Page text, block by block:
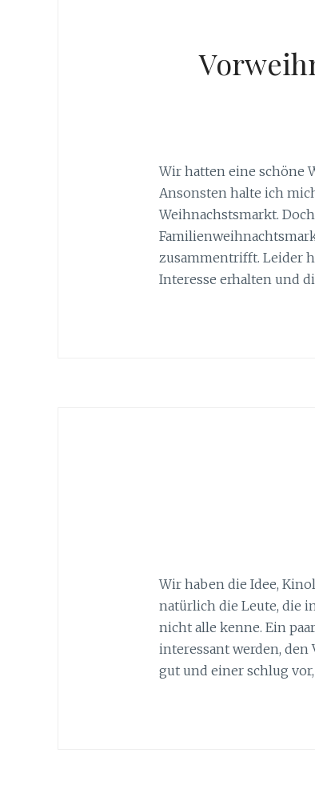
Wir hatten eine schöne
Ansonsten halte ich
Weihnachstsmarkt.
zusammentrifft. Leider
Interesse erhalten und
Wir haben die Idee,
natürlich die Leute, die
nicht alle kenne. Ein
interessant werden, den
gut und einer schlug